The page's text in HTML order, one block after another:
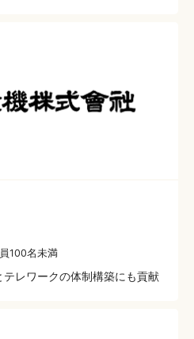
100名未満
レワークの体制構築にも貢献